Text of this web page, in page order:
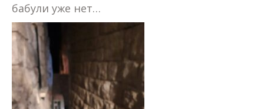
бабули уже нет…